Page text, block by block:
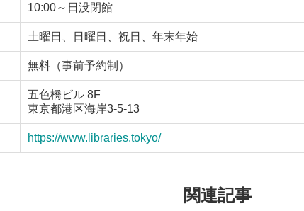
10:00～日没閉館
土曜日、日曜日、祝日、年末年始
無料（事前予約制）
五色橋ビル 8F
東京都港区海岸3-5-13
https://www.libraries.tokyo/
関連記事